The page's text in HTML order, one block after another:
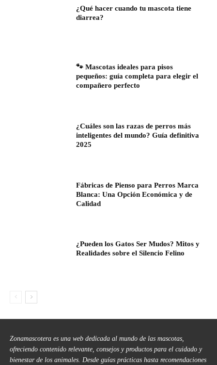
¿Qué hacer cuando tu mascota tiene
diarrea?
🐾 Mascotas ideales para pisos
pequeños: guía completa para elegir el
compañero perfecto
¿Cuáles son las razas de perros más
inteligentes del mundo? Guía definitiva
2025
Fábricas de Pienso para Perros Marca
Blanca: Una Opción Económica y de
Calidad
¿Pueden los Gatos Ser Mudos? Mitos y
Realidades sobre el Silencio Felino
Zonamascotera es una web dedicada al mundo de las mascotas,
ofreciendo contenido relevante, consejos y productos para el cuidado y
bienestar de los animales. Desde guías prácticas hasta recomendaciones